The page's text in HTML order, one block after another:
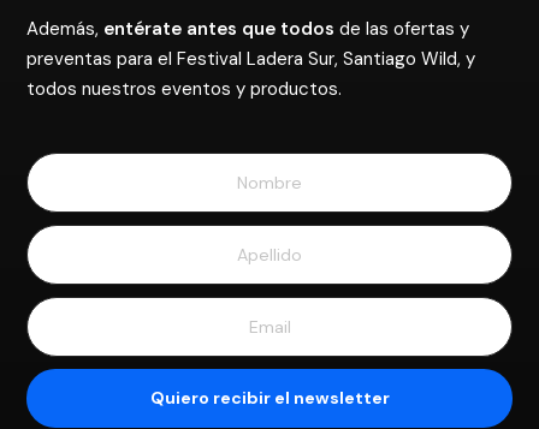
Además, entérate antes que todos de las ofertas y
preventas para el Festival Ladera Sur, Santiago Wild, y
todos nuestros eventos y productos.